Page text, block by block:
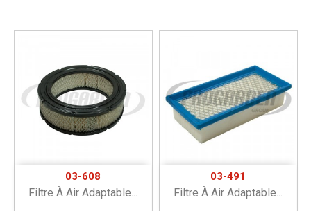
03-608
Filtre À Air Adaptable...
03-491
Filtre À Air Adaptable...